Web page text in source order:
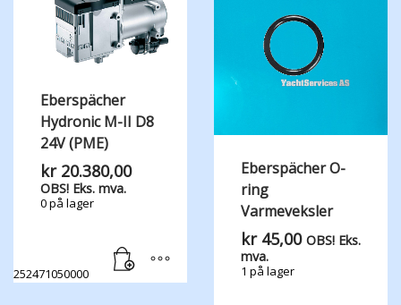
Eberspächer
Hydronic M-II D8
24V (PME)
kr20.380,00
OBS! Eks. mva.
0 på lager
252471050000
Eberspächer O-
ring
Varmeveksler
kr45,00 OBS! Eks.
mva.
1 på lager